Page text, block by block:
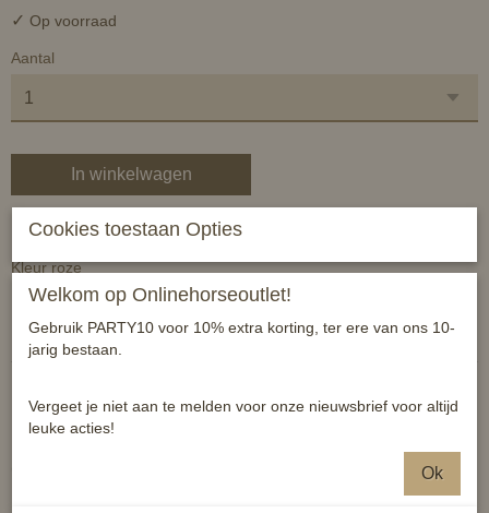
✓ Op voorraad
Aantal
In winkelwagen
Manenborstel met gelgrip.
Kleur roze
Cookies toestaan Opties
Welkom op Onlinehorseoutlet!
Gebruik PARTY10 voor 10% extra korting, ter ere van ons 10-
jarig bestaan.
Vergeet je niet aan te melden voor onze nieuwsbrief voor altijd
leuke acties!
Ok